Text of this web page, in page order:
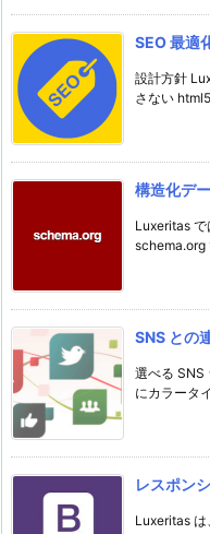
SEO 最適
設計方針
さない
構造化デ
Luxeritas で
schema.org
SNS との
選べる SNS
にカラータ
レスポン
Luxeritas は